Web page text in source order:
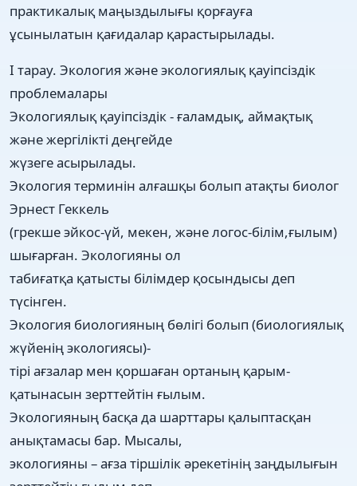
практикалық маңыздылығы қорғауға
ұсынылатын қағидалар қарастырылады.
І тарау. Экология және экологиялық қауіпсіздік
проблемалары
Экологиялық қауіпсіздік - ғаламдық, аймақтық
және жергілікті деңгейде
жүзеге асырылады.
Экология терминін алғашқы болып атақты биолог
Эрнест Геккель
(грекше эйкос-үй, мекен, және логос-білім,ғылым)
шығарған. Экологияны ол
табиғатқа қатысты білімдер қосындысы деп
түсінген.
Экология биологияның бөлігі болып (биологиялық
жүйенің экологиясы)-
тірі ағзалар мен қоршаған ортаның қарым-
қатынасын зерттейтін ғылым.
Экологияның басқа да шарттары қалыптасқан
анықтамасы бар. Мысалы,
экологияны – ағза тіршілік әрекетінің заңдылығын